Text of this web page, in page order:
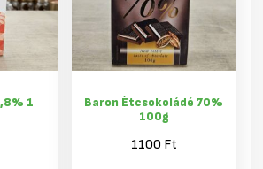
1
Baron Étcsokoládé 70%
100g
1100 Ft